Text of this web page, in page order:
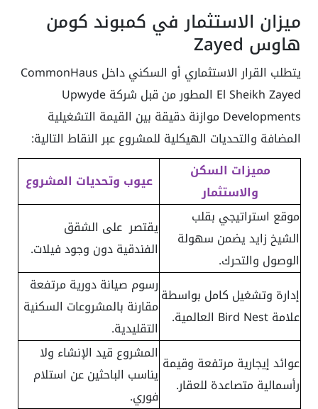
ميزان الاستثمار في كمبوند كومن
هاوس Zayed
يتطلب القرار الاستثماري أو السكني داخل CommonHaus
El Sheikh Zayed المطور من قبل شركة Upwyde
Developments موازنة دقيقة بين القيمة التشغيلية
المضافة والتحديات الهيكلية للمشروع عبر النقاط التالية:
مميزات السكن
والاستثمار
عيوب وتحديات المشروع
موقع استراتيجي بقلب
الشيخ زايد يضمن سهولة
الوصول والتحرك.
يقتصر على الشقق
الفندقية دون وجود فيلات.
إدارة وتشغيل كامل بواسطة
علامة Bird Nest العالمية.
رسوم صيانة دورية مرتفعة
مقارنة بالمشروعات السكنية
التقليدية.
عوائد إيجارية مرتفعة وقيمة
رأسمالية متصاعدة للعقار.
المشروع قيد الإنشاء ولا
يناسب الباحثين عن استلام
فوري.